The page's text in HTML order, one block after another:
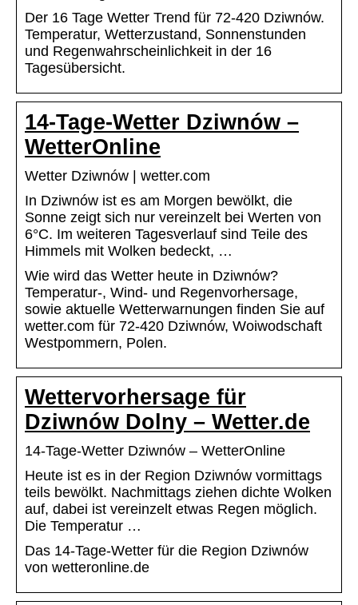
Der 16 Tage Wetter Trend für 72-420 Dziwnów.
Temperatur, Wetterzustand, Sonnenstunden
und Regenwahrscheinlichkeit in der 16
Tagesübersicht.
14-Tage-Wetter Dziwnów –
WetterOnline
Wetter Dziwnów | wetter.com
In Dziwnów ist es am Morgen bewölkt, die
Sonne zeigt sich nur vereinzelt bei Werten von
6°C. Im weiteren Tagesverlauf sind Teile des
Himmels mit Wolken bedeckt, …
Wie wird das Wetter heute in Dziwnów?
Temperatur-, Wind- und Regenvorhersage,
sowie aktuelle Wetterwarnungen finden Sie auf
wetter.com für 72-420 Dziwnów, Woiwodschaft
Westpommern, Polen.
Wettervorhersage für
Dziwnów Dolny – Wetter.de
14-Tage-Wetter Dziwnów – WetterOnline
Heute ist es in der Region Dziwnów vormittags
teils bewölkt. Nachmittags ziehen dichte Wolken
auf, dabei ist vereinzelt etwas Regen möglich.
Die Temperatur …
Das 14-Tage-Wetter für die Region Dziwnów
von wetteronline.de